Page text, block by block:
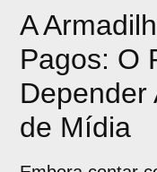
A
Pagos: O
Depender
de Mídia